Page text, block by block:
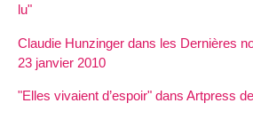
lu"
Claudie Hunzinger dans les Dernières
23 janvier 2010
"Elles vivaient d’espoir" dans Artpress